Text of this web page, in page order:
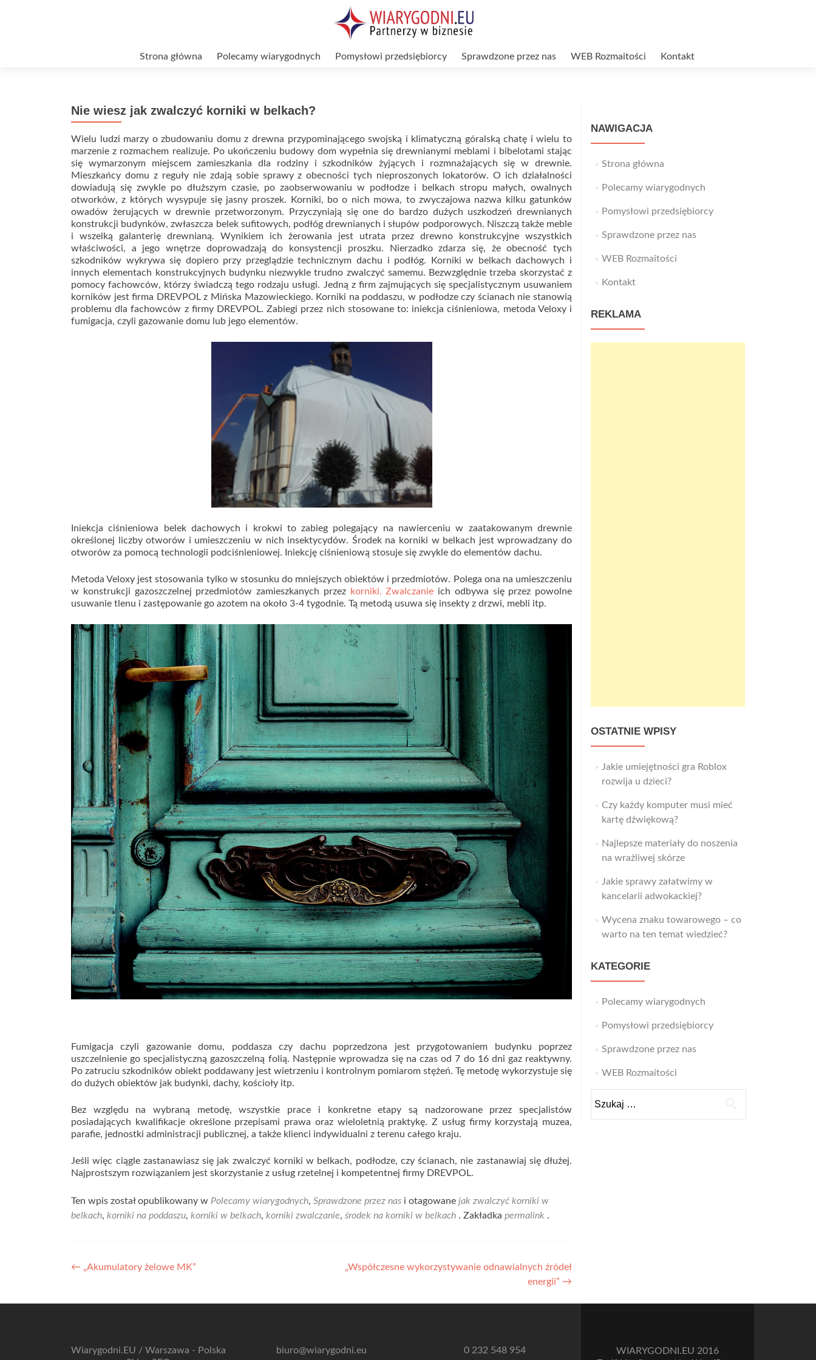
Strona główna Polecamy wiarygodnych Pomysłowi przedsiębiorcy Sprawdzone przez nas WEB Rozmaitości Kontakt
Nie wiesz jak zwalczyć korniki w belkach?
Wielu ludzi marzy o zbudowaniu domu z drewna przypominającego swojską i klimatyczną góralską chatę i wielu to
marzenie z rozmachem realizuje. Po ukończeniu budowy dom wypełnia się drewnianymi meblami i bibelotami stając
się wymarzonym miejscem zamieszkania dla rodziny i szkodników żyjących i rozmnażających się w drewnie.
Mieszkańcy domu z reguły nie zdają sobie sprawy z obecności tych nieproszonych lokatorów. O ich działalności
dowiadują się zwykle po dłuższym czasie, po zaobserwowaniu w podłodze i belkach stropu małych, owalnych
otworków, z których wysypuje się jasny proszek. Korniki, bo o nich mowa, to zwyczajowa nazwa kilku gatunków
owadów żerujących w drewnie przetworzonym. Przyczyniają się one do bardzo dużych uszkodzeń drewnianych
konstrukcji budynków, zwłaszcza belek sufitowych, podłóg drewnianych i słupów podporowych. Niszczą także meble
i wszelką galanterię drewnianą. Wynikiem ich żerowania jest utrata przez drewno konstrukcyjne wszystkich
właściwości, a jego wnętrze doprowadzają do konsystencji proszku. Nierzadko zdarza się, że obecność tych
szkodników wykrywa się dopiero przy przeglądzie technicznym dachu i podłóg. Korniki w belkach dachowych i
innych elementach konstrukcyjnych budynku niezwykle trudno zwalczyć samemu. Bezwzględnie trzeba skorzystać z
pomocy fachowców, którzy świadczą tego rodzaju usługi. Jedną z firm zajmujących się specjalistycznym usuwaniem
korników jest firma DREVPOL z Mińska Mazowieckiego. Korniki na poddaszu, w podłodze czy ścianach nie stanowią
problemu dla fachowców z firmy DREVPOL. Zabiegi przez nich stosowane to: iniekcja ciśnieniowa, metoda Veloxy i
fumigacja, czyli gazowanie domu lub jego elementów.
Iniekcja ciśnieniowa belek dachowych i krokwi to zabieg polegający na nawierceniu w zaatakowanym drewnie
określonej liczby otworów i umieszczeniu w nich insektycydów. Środek na korniki w belkach jest wprowadzany do
otworów za pomocą technologii podciśnieniowej. Iniekcję ciśnieniową stosuje się zwykle do elementów dachu.
Metoda Veloxy jest stosowania tylko w stosunku do mniejszych obiektów i przedmiotów. Polega ona na umieszczeniu
w konstrukcji gazoszczelnej przedmiotów zamieszkanych przez korniki. Zwalczanie ich odbywa się przez powolne
usuwanie tlenu i zastępowanie go azotem na około 3-4 tygodnie. Tą metodą usuwa się insekty z drzwi, mebli itp.
Fumigacja czyli gazowanie domu, poddasza czy dachu poprzedzona jest przygotowaniem budynku poprzez
uszczelnienie go specjalistyczną gazoszczelną folią. Następnie wprowadza się na czas od 7 do 16 dni gaz reaktywny.
Po zatruciu szkodników obiekt poddawany jest wietrzeniu i kontrolnym pomiarom stężeń. Tę metodę wykorzystuje się
do dużych obiektów jak budynki, dachy, kościoły itp.
Bez względu na wybraną metodę, wszystkie prace i konkretne etapy są nadzorowane przez specjalistów
posiadających kwalifikacje określone przepisami prawa oraz wieloletnią praktykę. Z usług firmy korzystają muzea,
parafie, jednostki administracji publicznej, a także klienci indywidualni z terenu całego kraju.
Jeśli więc ciągle zastanawiasz się jak zwalczyć korniki w belkach, podłodze, czy ścianach, nie zastanawiaj się dłużej.
Najprostszym rozwiązaniem jest skorzystanie z usług rzetelnej i kompetentnej firmy DREVPOL.
Ten wpis został opublikowany w Polecamy wiarygodnych, Sprawdzone przez nas i otagowane jak zwalczyć korniki w
belkach, korniki na poddaszu, korniki w belkach, korniki zwalczanie, środek na korniki w belkach . Zakładka permalink .
Nawigacja
← „Akumulatory żelowe MK”
„Współczesne wykorzystywanie odnawialnych źródeł
energii” →
NAWIGACJA
Strona główna
Polecamy wiarygodnych
Pomysłowi przedsiębiorcy
Sprawdzone przez nas
WEB Rozmaitości
Kontakt
REKLAMA
OSTATNIE WPISY
Jakie umiejętności gra Roblox
rozwija u dzieci?
Czy każdy komputer musi mieć
kartę dźwiękową?
Najlepsze materiały do noszenia
na wrażliwej skórze
Jakie sprawy załatwimy w
kancelarii adwokackiej?
Wycena znaku towarowego – co
warto na ten temat wiedzieć?
KATEGORIE
Polecamy wiarygodnych
Pomysłowi przedsiębiorcy
Sprawdzone przez nas
WEB Rozmaitości
Wiarygodni.EU / Warszawa - Polska
biuro@wiarygodni.eu 0 232 548 954
WIARYGODNI.EU 2016